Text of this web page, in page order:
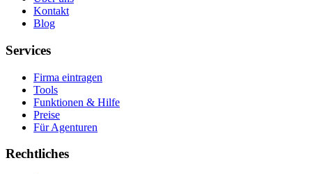
Kontakt
Blog
Services
Firma eintragen
Tools
Funktionen & Hilfe
Preise
Für Agenturen
Rechtliches